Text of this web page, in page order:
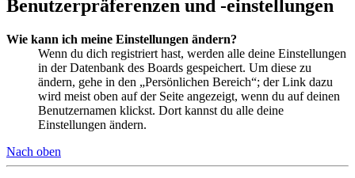
Benutzerpräferenzen und -einstellungen
Wie kann ich meine Einstellungen ändern?
Wenn du dich registriert hast, werden alle deine Einstellungen
in der Datenbank des Boards gespeichert. Um diese zu
ändern, gehe in den „Persönlichen Bereich“; der Link dazu
wird meist oben auf der Seite angezeigt, wenn du auf deinen
Benutzernamen klickst. Dort kannst du alle deine
Einstellungen ändern.
Nach oben